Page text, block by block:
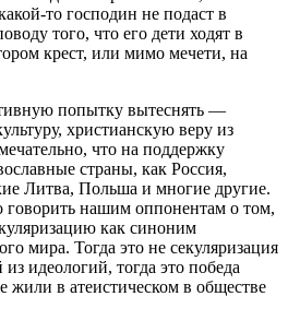
то господин не подаст в
того, что его дети ходят в
крест, или мимо мечети, на
попытку вытеснять —
христианскую веру из
что на поддержку
страны, как Россия,
Литва, Польша и многие другие.
нашим оппонентам о том,
как синоним
мира. Тогда это не секуляризация
идеологий, тогда это победа
жили в атеистическом в обществе